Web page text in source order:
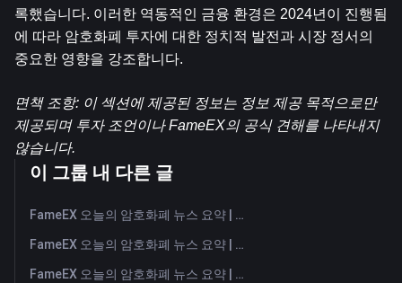
록했습니다. 이러한 역동적인 금융 환경은 2024년이 진행됨
에 따라 암호화폐 투자에 대한 정치적 발전과 시장 정서의
중요한 영향을 강조합니다.
면책 조항: 이 섹션에 제공된 정보는 정보 제공 목적으로만
제공되며 투자 조언이나 FameEX의 공식 견해를 나타내지
않습니다.
이 그룹 내 다른 글
FameEX 오늘의 암호화폐 뉴스 요약 | 2026년 8월 6일
FameEX 오늘의 암호화폐 뉴스 요약 | 2026년 8월 5일
FameEX 오늘의 암호화폐 뉴스 요약 | 2026년 8월 4일